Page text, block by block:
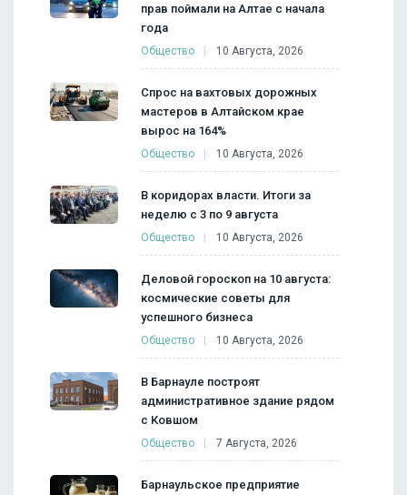
прав поймали на Алтае с начала
года
Общество 10 Августа, 2026
Спрос на вахтовых дорожных
мастеров в Алтайском крае
вырос на 164%
Общество 10 Августа, 2026
В коридорах власти. Итоги за
неделю с 3 по 9 августа
Общество 10 Августа, 2026
Деловой гороскоп на 10 августа:
космические советы для
успешного бизнеса
Общество 10 Августа, 2026
В Барнауле построят
административное здание рядом
с Ковшом
Общество 7 Августа, 2026
Барнаульское предприятие